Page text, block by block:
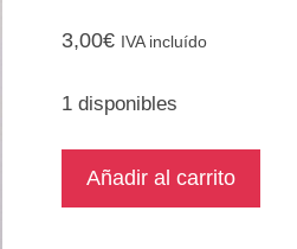
3,00€ IVA incluído
1 disponibles
Añadir al carrito